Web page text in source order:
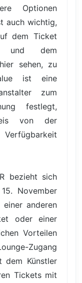
Optionen
auch wichtig,
dem Ticket
und dem
sehen, zu
ist eine
zum
festlegt,
von der
bezieht sich
November
anderen
oder einer
Vorteilen
Zugang
dem Künstler
Tickets mit